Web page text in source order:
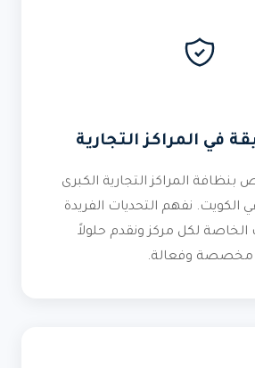
في المراكز التجارية
المراكز التجارية الكبرى
نفهم التحديات الفريدة
الخاصة لكل مركز ونقدم حلولاً
مخصصة وفعالة.